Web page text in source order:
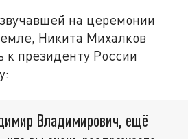
на церемонии
Никита Михалков
к президенту России
Владимирович, ещё